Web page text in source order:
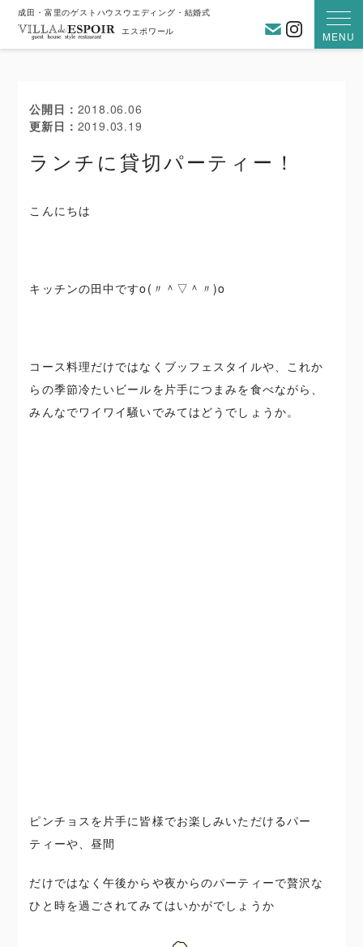
成田・富里のゲストハウスウエディング・結婚式
エスポワール
MENU
お問い合わ
公開日
2018.06.06
更新日
2019.03.19
ランチに貸切パーティー！
こんにちは
キッチンの田中ですo(〃＾▽＾〃)o
コース料理だけではなくブッフェスタイルや、これか
らの季節冷たいビールを片手につまみを食べながら、
みんなでワイワイ騒いでみてはどうでしょうか。
ピンチョスを片手に皆様でお楽しみいただけるパー
ティーや、昼間
だけではなく午後からや夜からのパーティーで贅沢な
ひと時を過ごされてみてはいかがでしょうか